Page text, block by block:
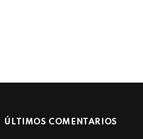
ÚLTIMOS COMENTARIOS